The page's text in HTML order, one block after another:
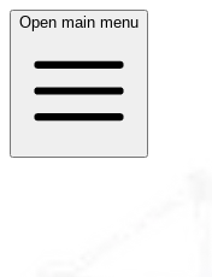
Open main menu